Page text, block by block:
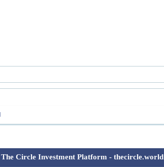
The Circle Investment Platform - thecircle.world